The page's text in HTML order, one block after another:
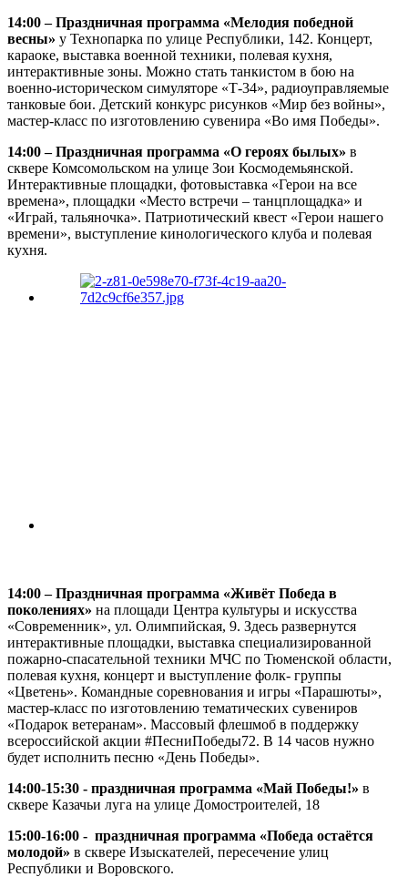
14:00 – Праздничная программа «Мелодия победной
весны» у Технопарка по улице Республики, 142. Концерт,
караоке, выставка военной техники, полевая кухня,
интерактивные зоны. Можно стать танкистом в бою на
военно-историческом симуляторе «Т-34», радиоуправляемые
танковые бои. Детский конкурс рисунков «Мир без войны»,
мастер-класс по изготовлению сувенира «Во имя Победы».
14:00 – Праздничная программа «О героях былых» в
сквере Комсомольском на улице Зои Космодемьянской.
Интерактивные площадки, фотовыставка «Герои на все
времена», площадки «Место встречи – танцплощадка» и
«Играй, тальяночка». Патриотический квест «Герои нашего
времени», выступление кинологического клуба и полевая
кухня.
14:00 – Праздничная программа «Живёт Победа в
поколениях» на площади Центра культуры и искусства
«Современник», ул. Олимпийская, 9. Здесь развернутся
интерактивные площадки, выставка специализированной
пожарно-спасательной техники МЧС по Тюменской области,
полевая кухня, концерт и выступление фолк- группы
«Цветень». Командные соревнования и игры «Парашюты»,
мастер-класс по изготовлению тематических сувениров
«Подарок ветеранам». Массовый флешмоб в поддержку
всероссийской акции #ПесниПобеды72. В 14 часов нужно
будет исполнить песню «День Победы».
14:00-15:30 - праздничная программа «Май Победы!» в
сквере Казачьи луга на улице Домостроителей, 18
15:00-16:00 - праздничная программа «Победа остаётся
молодой» в сквере Изыскателей, пересечение улиц
Республики и Воровского.